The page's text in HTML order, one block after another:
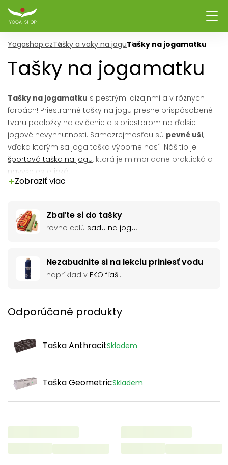
Yogashop.czTašky a vaky na joguTašky na jogamatku
Tašky na jogamatku
Tašky na jogamatku s pestrými dizajnmi a v rôznych
farbách! Priestranné tašky na jogu presne prispôsobené
tvaru podložky na cvičenie a s priestorom na ďalšie
jogové nevyhnutnosti. Samozrejmosťou sú pevné uši,
vďaka ktorým sa joga taška výborne nosí. Náš tip je
športová taška na jogu, ktorá je mimoriadne praktická a
navyše estetická.
+Zobraziť viac
Zbaľte si do tašky
rovno celú sadu na jogu.
Nezabudnite si na lekciu priniesť vodu
napríklad v EKO fľaši.
Odporúčané produkty
Taška AnthracitSkladem
Taška GeometricSkladem